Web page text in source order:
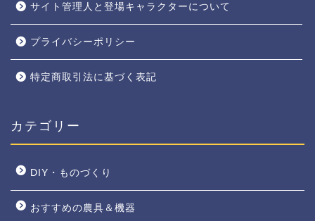
サイト管理人と登場キャラクターについて
プライバシーポリシー
特定商取引法に基づく表記
カテゴリー
DIY・ものづくり
おすすめの農具＆機器